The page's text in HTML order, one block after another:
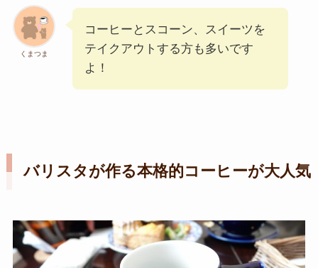
くまつま
コーヒーとスコーン、スイーツを
テイクアウトする方も多いです
よ！
バリスタが作る本格的コーヒーが大人気